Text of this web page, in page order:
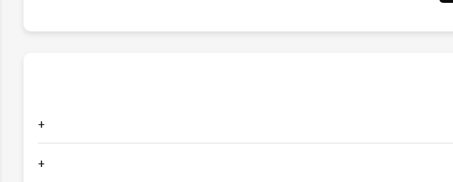
+
+